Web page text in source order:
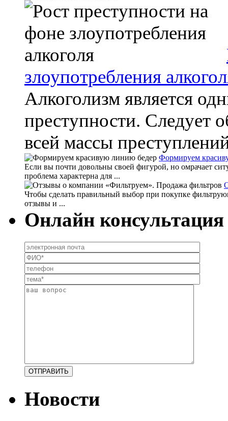
злоупотребления
Алкоголизм является
преступности. Следует
всей массы
Формируем
Если вы почти довольны своей фигурой, но омрачает
проблема характерна для ...
Чтобы сделать правильный выбор при покупке
отзывы и ...
Онлайн консультация
Новости